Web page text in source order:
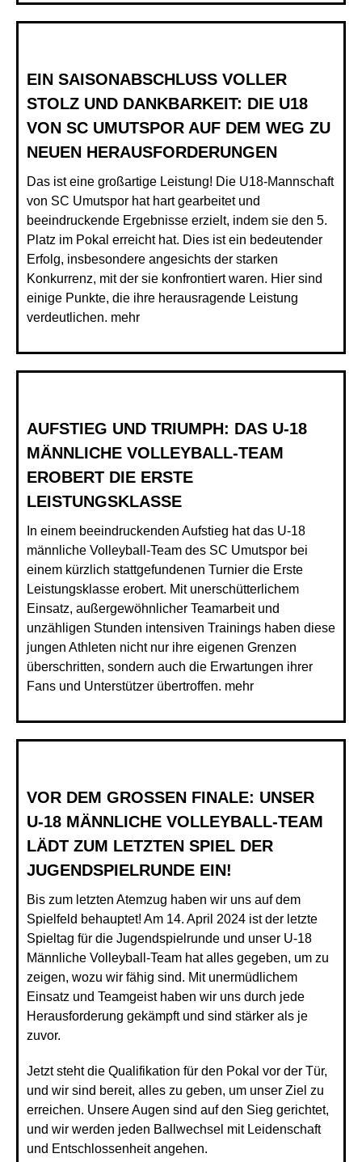
EIN SAISONABSCHLUSS VOLLER
STOLZ UND DANKBARKEIT: DIE U18
VON SC UMUTSPOR AUF DEM WEG ZU
NEUEN HERAUSFORDERUNGEN
Das ist eine großartige Leistung! Die U18-Mannschaft
von SC Umutspor hat hart gearbeitet und
beeindruckende Ergebnisse erzielt, indem sie den 5.
Platz im Pokal erreicht hat. Dies ist ein bedeutender
Erfolg, insbesondere angesichts der starken
Konkurrenz, mit der sie konfrontiert waren. Hier sind
einige Punkte, die ihre herausragende Leistung
verdeutlichen. mehr
AUFSTIEG UND TRIUMPH: DAS U-18
MÄNNLICHE VOLLEYBALL-TEAM
EROBERT DIE ERSTE
LEISTUNGSKLASSE
In einem beeindruckenden Aufstieg hat das U-18
männliche Volleyball-Team des SC Umutspor bei
einem kürzlich stattgefundenen Turnier die Erste
Leistungsklasse erobert. Mit unerschütterlichem
Einsatz, außergewöhnlicher Teamarbeit und
unzähligen Stunden intensiven Trainings haben diese
jungen Athleten nicht nur ihre eigenen Grenzen
überschritten, sondern auch die Erwartungen ihrer
Fans und Unterstützer übertroffen. mehr
VOR DEM GROSSEN FINALE: UNSER
U-18 MÄNNLICHE VOLLEYBALL-TEAM
LÄDT ZUM LETZTEN SPIEL DER
JUGENDSPIELRUNDE EIN!
Bis zum letzten Atemzug haben wir uns auf dem
Spielfeld behauptet! Am 14. April 2024 ist der letzte
Spieltag für die Jugendspielrunde und unser U-18
Männliche Volleyball-Team hat alles gegeben, um zu
zeigen, wozu wir fähig sind. Mit unermüdlichem
Einsatz und Teamgeist haben wir uns durch jede
Herausforderung gekämpft und sind stärker als je
zuvor.
Jetzt steht die Qualifikation für den Pokal vor der Tür,
und wir sind bereit, alles zu geben, um unser Ziel zu
erreichen. Unsere Augen sind auf den Sieg gerichtet,
und wir werden jeden Ballwechsel mit Leidenschaft
und Entschlossenheit angehen.